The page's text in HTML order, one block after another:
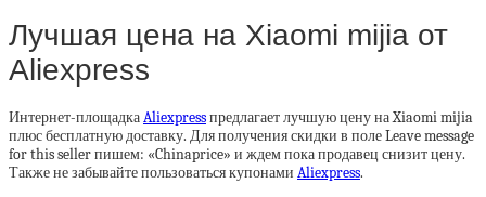
Лучшая цена на Xiaomi mijia от
Aliexpress
Интернет-площадкаAliexpressпредлагает лучшую цену на Xiaomi mijia
плюс бесплатную доставку. Для получения скидки в поле Leave message
for this seller пишем: «Chinaprice» и ждем пока продавец снизит цену.
Также не забывайте пользоваться купонами Aliexpress.